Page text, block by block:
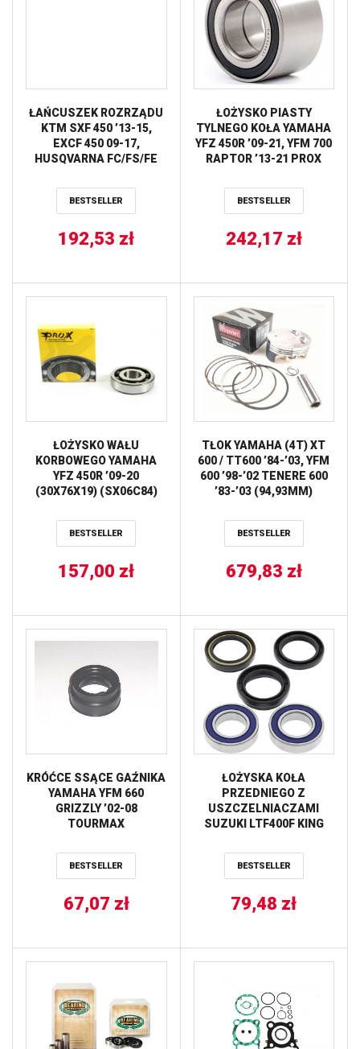
ŁAŃCUSZEK ROZRZĄDU
KTM SXF 450 ’13-15,
EXCF 450 09-17,
HUSQVARNA FC/FS/FE
FE390/450 OEM
78036013000,YAMAHA
BESTSELLER
192,53 zł
ŁOŻYSKO PIASTY
TYLNEGO KOŁA YAMAHA
YFZ 450R ’09-21, YFM 700
RAPTOR ’13-21 PROX
BESTSELLER
242,17 zł
ŁOŻYSKO WAŁU
KORBOWEGO YAMAHA
YFZ 450R ’09-20
(30X76X19) (SX06C84)
BESTSELLER
157,00 zł
TŁOK YAMAHA (4T) XT
600 / TT600 ’84-’03, YFM
600 ’98-’02 TENERE 600
’83-’03 (94,93MM)
BESTSELLER
679,83 zł
KRÓĆCE SSĄCE GAŹNIKA
YAMAHA YFM 660
GRIZZLY ’02-08
TOURMAX
BESTSELLER
67,07 zł
ŁOŻYSKA KOŁA
PRZEDNIEGO Z
USZCZELNIACZAMI
SUZUKI LTF400F KING
VINSON 03-07,YAMAHA
RHINO 04-05,YFM 350
400/450 ALL BALLS
BESTSELLER
79,48 zł